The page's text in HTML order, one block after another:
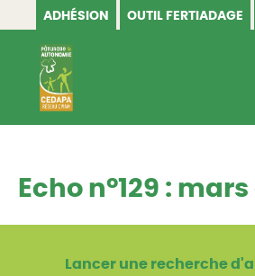
ADHÉSION OUTIL FERTIADAGE
CEDAPA
Echo n°129 :
Lancer une recherche